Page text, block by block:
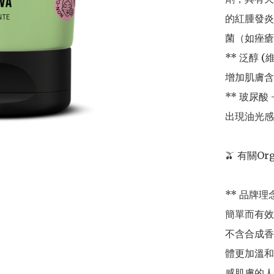
的紅腫發
菌（如痤
** 泛醇 (
增加肌膚
** 玻尿酸
出現油光
🫒 有關
** 品牌理
簡單而有
不含合成
體更加溫